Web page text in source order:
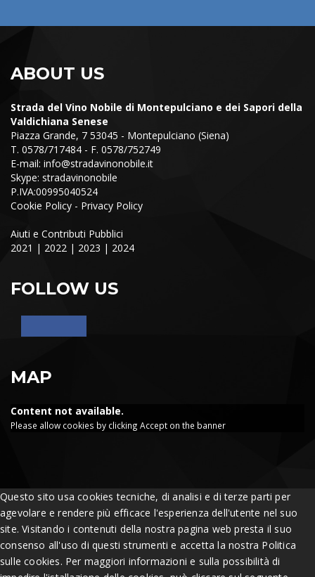
ABOUT US
Strada del Vino Nobile di Montepulciano e dei Sapori della
Valdichiana Senese
Piazza Grande, 7 53045 - Montepulciano (Siena)
T. 0578/717484 - F. 0578/752749
E-mail: info@stradavinonobile.it
Skype: stradavinonobile
P.IVA:00995040524
Cookie Policy - Privacy Policy
Aiuti e Contributi Pubblici
2021 | 2022 | 2023 | 2024
FOLLOW US
MAP
Content not available.
Please allow cookies by clicking Accept on the banner
Questo sito usa cookies tecniche, di analisi e di terze parti per
agevolare e rendere più efficace l'esperienza dell'utente nel suo
site. Visitando i contenuti della nostra pagina web presta il suo
consenso all'uso di questi strumenti e accetta la nostra Politica
sulle cookies. Per maggiori informazioni e sulla possibilità di